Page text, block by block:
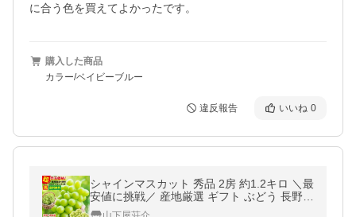
に合う色を買えてよかったです。
購入した商品
カラー/ベイビーブルー
違反報告 いいね 0
シャインマスカット 秀品 2房 約1.2キロ ＼最
安値に挑戦／ 産地厳選 ギフト ぶどう 長野・
山梨産 送料無料 種なし 予約 フルーツギフト